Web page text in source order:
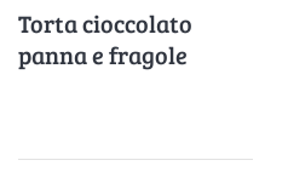
Torta cioccolato
panna e fragole